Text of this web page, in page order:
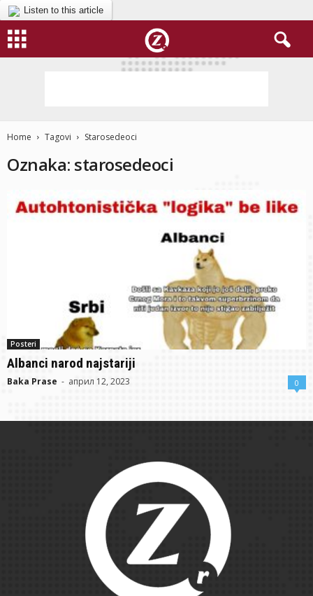
Listen to this article
Home Tagovi Starosedeoci
Oznaka: starosedeoci
Posteri
Albanci narod najstariji
Baka Prase - април 12, 2023 0